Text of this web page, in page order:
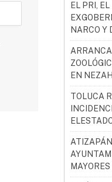
EL PRI,
NARCO Y
EN
TOLUCA